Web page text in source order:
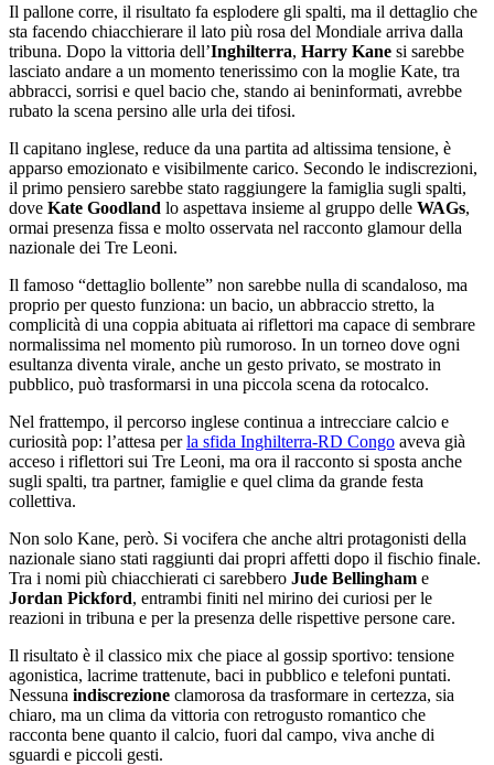
Il pallone corre, il risultato fa esplodere gli spalti, ma il dettaglio che
sta facendo chiacchierare il lato più rosa del Mondiale arriva dalla
tribuna. Dopo la vittoria dell’Inghilterra, Harry Kane si sarebbe
lasciato andare a un momento tenerissimo con la moglie Kate, tra
abbracci, sorrisi e quel bacio che, stando ai beninformati, avrebbe
rubato la scena persino alle urla dei tifosi.
Il capitano inglese, reduce da una partita ad altissima tensione, è
apparso emozionato e visibilmente carico. Secondo le indiscrezioni,
il primo pensiero sarebbe stato raggiungere la famiglia sugli spalti,
dove Kate Goodland lo aspettava insieme al gruppo delle WAGs,
ormai presenza fissa e molto osservata nel racconto glamour della
nazionale dei Tre Leoni.
Il famoso “dettaglio bollente” non sarebbe nulla di scandaloso, ma
proprio per questo funziona: un bacio, un abbraccio stretto, la
complicità di una coppia abituata ai riflettori ma capace di sembrare
normalissima nel momento più rumoroso. In un torneo dove ogni
esultanza diventa virale, anche un gesto privato, se mostrato in
pubblico, può trasformarsi in una piccola scena da rotocalco.
Nel frattempo, il percorso inglese continua a intrecciare calcio e
curiosità pop: l’attesa perla sfida Inghilterra-RD Congo aveva già
acceso i riflettori sui Tre Leoni, ma ora il racconto si sposta anche
sugli spalti, tra partner, famiglie e quel clima da grande festa
collettiva.
Non solo Kane, però. Si vocifera che anche altri protagonisti della
nazionale siano stati raggiunti dai propri affetti dopo il fischio finale.
Tra i nomi più chiacchierati ci sarebbero Jude Bellingham e
Jordan Pickford, entrambi finiti nel mirino dei curiosi per le
reazioni in tribuna e per la presenza delle rispettive persone care.
Il risultato è il classico mix che piace al gossip sportivo: tensione
agonistica, lacrime trattenute, baci in pubblico e telefoni puntati.
Nessuna indiscrezione clamorosa da trasformare in certezza, sia
chiaro, ma un clima da vittoria con retrogusto romantico che
racconta bene quanto il calcio, fuori dal campo, viva anche di
sguardi e piccoli gesti.